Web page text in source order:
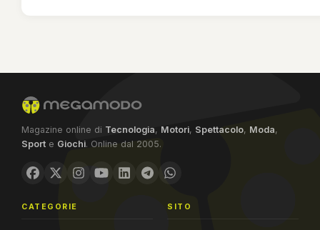
Magazine online di Tecnologia, Motori, Spettacolo, Moda,
Sport e Giochi. Online dal 2005.
CATEGORIE SITO